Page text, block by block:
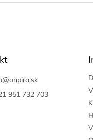
@onpira.sk
951 732 703